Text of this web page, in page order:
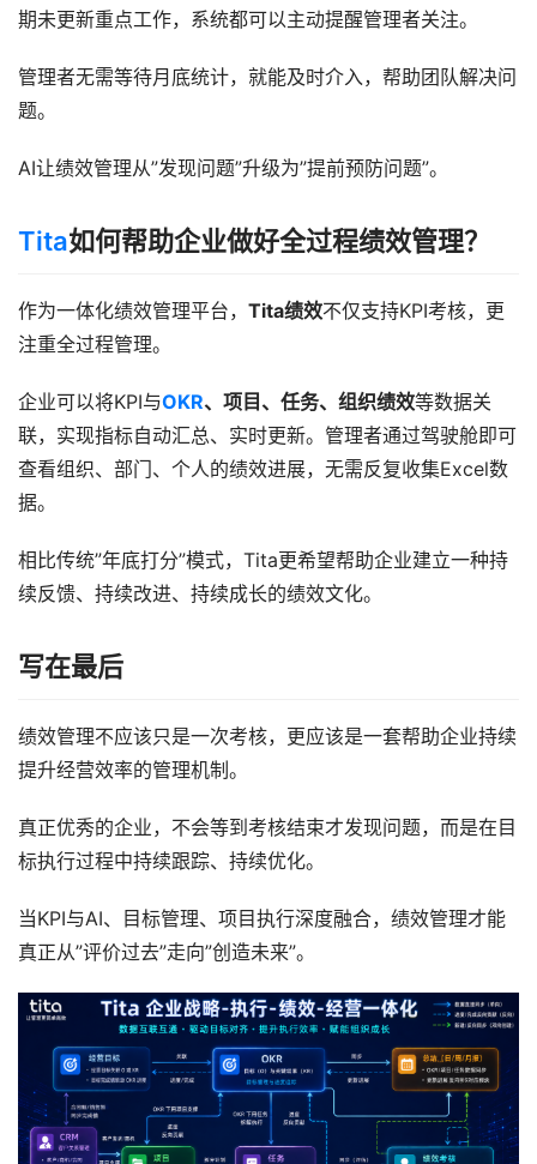
期未更新重点工作，系统都可以主动提醒管理者关注。
管理者无需等待月底统计，就能及时介入，帮助团队解决问
题。
AI让绩效管理从”发现问题”升级为”提前预防问题”。
Tita如何帮助企业做好全过程绩效管理？
作为一体化绩效管理平台， Tita绩效不仅支持KPI考核，更
注重全过程管理。
企业可以将KPI与OKR、项目、任务、组织绩效等数据关
联，实现指标自动汇总、实时更新。管理者通过驾驶舱即可
查看组织、部门、个人的绩效进展，无需反复收集Excel数
据。
相比传统”年底打分”模式，Tita更希望帮助企业建立一种持
续反馈、持续改进、持续成长的绩效文化。
写在最后
绩效管理不应该只是一次考核，更应该是一套帮助企业持续
提升经营效率的管理机制。
真正优秀的企业，不会等到考核结束才发现问题，而是在目
标执行过程中持续跟踪、持续优化。
当KPI与AI、目标管理、项目执行深度融合，绩效管理才能
真正从”评价过去”走向”创造未来”。